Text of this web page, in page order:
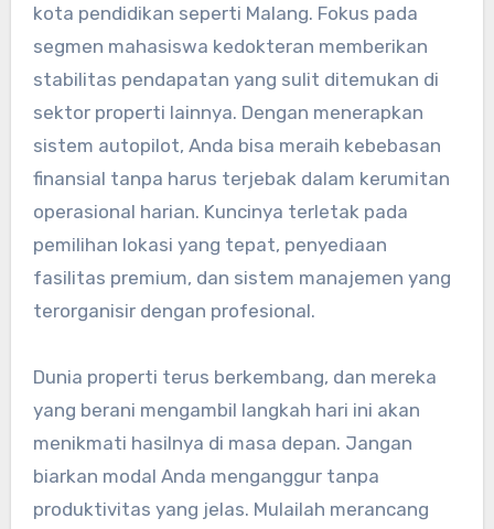
kota pendidikan seperti Malang. Fokus pada
segmen mahasiswa kedokteran memberikan
stabilitas pendapatan yang sulit ditemukan di
sektor properti lainnya. Dengan menerapkan
sistem autopilot, Anda bisa meraih kebebasan
finansial tanpa harus terjebak dalam kerumitan
operasional harian. Kuncinya terletak pada
pemilihan lokasi yang tepat, penyediaan
fasilitas premium, dan sistem manajemen yang
terorganisir dengan profesional.
Dunia properti terus berkembang, dan mereka
yang berani mengambil langkah hari ini akan
menikmati hasilnya di masa depan. Jangan
biarkan modal Anda menganggur tanpa
produktivitas yang jelas. Mulailah merancang